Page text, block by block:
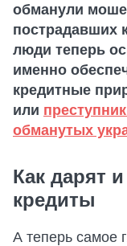
обманули
пострадавших
люди теперь
именно
кредитные
или
обманутых
Как дарят
кредиты
А теперь самое